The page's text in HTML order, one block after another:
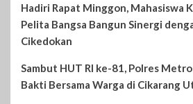
Hadiri Rapat Minggon, Mahasiswa
Pelita Bangsa Bangun Sinergi
Cikedokan
Sambut HUT RI ke-81, Polres
Bakti Bersama Warga di Cikarang